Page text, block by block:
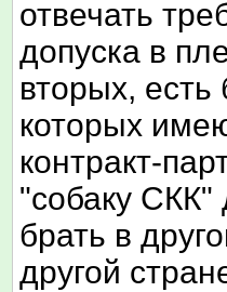
отвечать
допуска в
вторых,
которых
контракт-
"собаку СКК"
брать в
другой